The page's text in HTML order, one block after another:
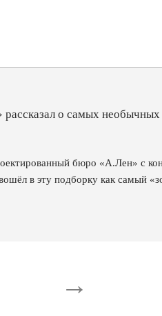
рассказал о самых
бюро «А.Лен» с
в эту подборку как самый
→